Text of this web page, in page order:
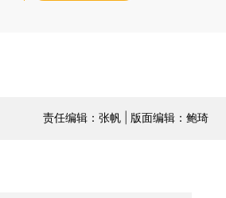
责任编辑：张帆 | 版面编辑：鲍琦